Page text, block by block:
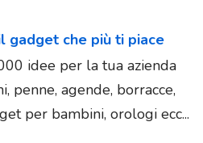
gadget che più ti piace
idee per la tua azienda
penne, agende, borracce,
per bambini, orologi ecc...